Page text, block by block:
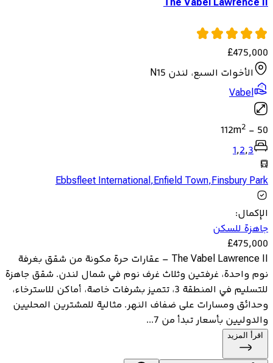
The Vabel Lawrence II
£475,000
الأخوات السبع، لندن N15
Vabel
50
-
112m2
1,2,3
Ebbsfleet International,Enfield Town,Finsbury Park
الإكمال:
جاهزة للسكن
£475,000
The Vabel Lawrence II – عقارات حرة مكونة من شقق بغرفة
نوم واحدة، غرفتين وثلاث غرف نوم في شمال لندن. شقق جاهزة
للتسليم في المنطقة 3، تتميز بشرفات خاصة، أماكن للاسترخاء،
وحدائق ومسارات على ضفاف النهر. مثالية للمشترين المحليين
والدوليين بأسعار تبدأ من 7...
اقرأ المزيد